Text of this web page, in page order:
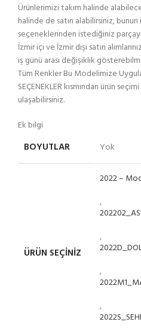
Ürünlerimizi takım halinde
halinde de satın alabilirsiniz, bunun
seçeneklerinden istediğiniz
İzmir içi ve İzmir dışı satın
iş günü arası değişiklik
Tüm Renkler Bu Modelimize
SEÇENEKLER kısmından ürün
ulaşabilirsiniz.
Ek bilgi
BOYUTLAR Yok
ÜRÜN SEÇINIZ
2022 –
,
,
,
,